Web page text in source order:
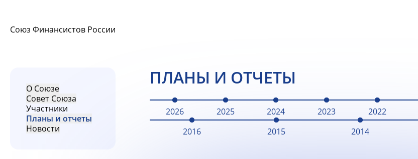
Союз Финансистов России
О Союзе
Совет Союза
Участники
Планы и отчеты
Новости
ПЛАНЫ И ОТЧЕТЫ
2026 2025 2024 2023 2022
2016
2015 2014